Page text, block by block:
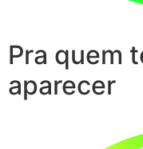
Pra quem
aparecer